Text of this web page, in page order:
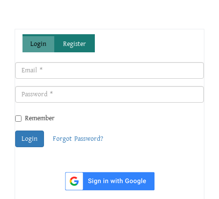
Login Register
Remember
Login Forgot Password?